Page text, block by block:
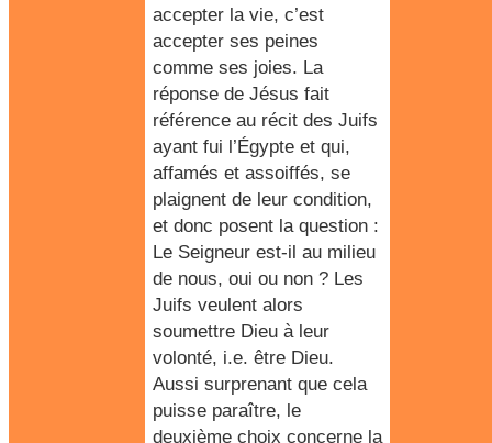
accepter la vie, c’est
accepter ses peines
comme ses joies. La
réponse de Jésus fait
référence au récit des Juifs
ayant fui l’Égypte et qui,
affamés et assoiffés, se
plaignent de leur condition,
et donc posent la question :
Le Seigneur est-il au milieu
de nous, oui ou non ? Les
Juifs veulent alors
soumettre Dieu à leur
volonté, i.e. être Dieu.
Aussi surprenant que cela
puisse paraître, le
deuxième choix concerne la